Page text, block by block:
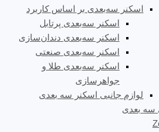
اسکنر سه‌بعدی بر اساس کاربرد
اسکنر سه‌بعدی پرتابل
اسکنر سه‌بعدی دندان‌سازی
اسکنر سه‌بعدی صنعتی
اسکنر سه‌بعدی طلا و
جواهرسازی
لوازم جانبی اسکنر سه بعدی
سه بعدی